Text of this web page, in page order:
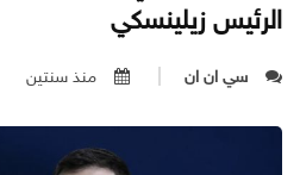
الرئيس زيلينسكي
سي ان ان منذ سنتين